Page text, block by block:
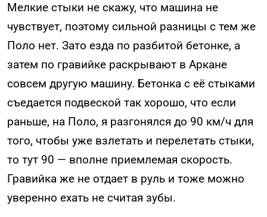
Мелкие стыки не скажу, что машина не
чувствует, поэтому сильной разницы с тем же
Поло нет. Зато езда по разбитой бетонке, а
затем по гравийке раскрывают в Аркане
совсем другую машину. Бетонка с её стыками
съедается подвеской так хорошо, что если
раньше, на Поло, я разгонялся до 90 км/ч для
того, чтобы уже взлетать и перелетать стыки,
то тут 90 — вполне приемлемая скорость.
Гравийка же не отдает в руль и тоже можно
уверенно ехать не считая зубы.